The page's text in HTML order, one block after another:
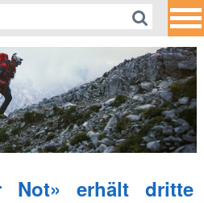
Not» erhält dritte